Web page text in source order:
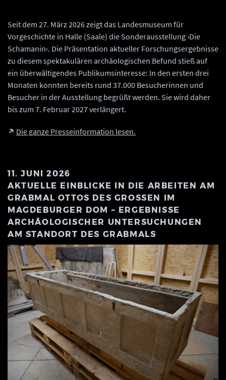
Seit dem 27. März 2026 zeigt das Landesmuseum für
Vorgeschichte in Halle (Saale) die Sonderausstellung ›Die
Schamanin‹. Die Präsentation aktueller Forschungsergebnisse
zu diesem spektakulären archäologischen Befund stieß auf
ein überwältigendes Publikumsinteresse: In den ersten drei
Monaten konnten bereits rund 37.000 Besucherinnen und
Besucher in der Ausstellung begrüßt werden. Sie wird daher
bis zum 7. Februar 2027 verlängert.
Die ganze Presseinformation lesen.
11. JUNI 2026
AKTUELLE EINBLICKE IN DIE ARBEITEN AM
GRABMAL OTTOS DES GROSSEN IM M
AGDEBURGER DOM – ERGEBNISSE A
RCHÄOLOGISCHER UNTERSUCHUNGEN A
M STANDORT DES GRABMALS